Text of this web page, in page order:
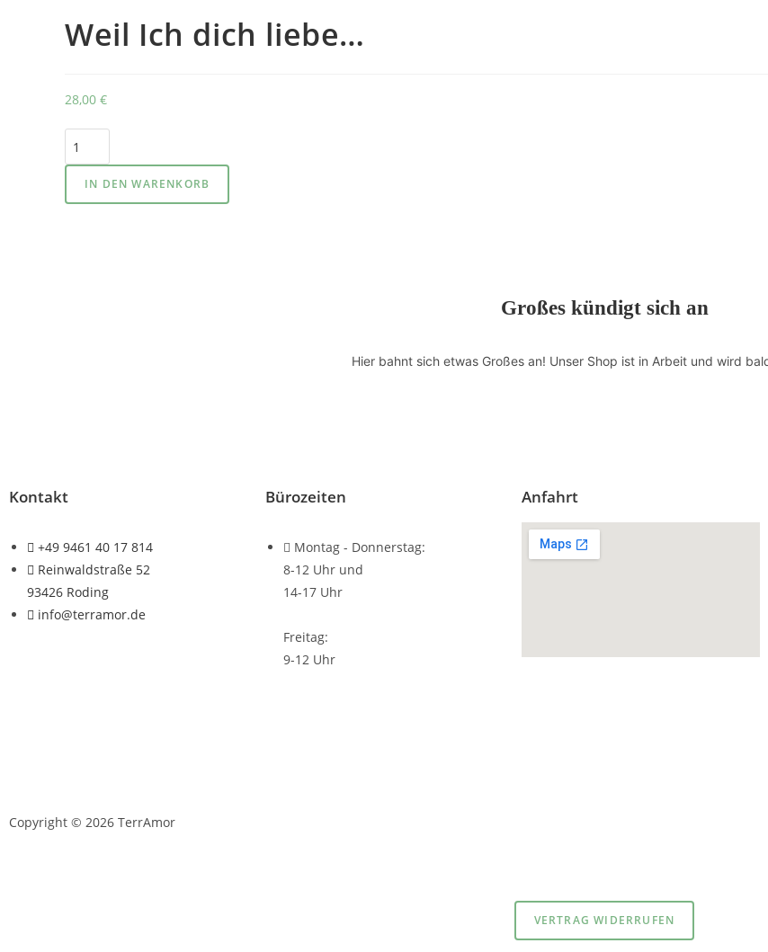
Weil Ich dich liebe…
28,00 €
IN DEN WARENKORB
Großes kündigt sich an
Hier bahnt sich etwas Großes an! Unser Shop ist in Arbeit und wird
Kontakt
+49 9461 40 17 814
Reinwaldstraße 52
93426 Roding
info@terramor.de
Bürozeiten
Montag - Donnerstag:
8-12 Uhr und
14-17 Uhr
Freitag:
9-12 Uhr
Anfahrt
Copyright © 2026 TerrAmor
VERTRAG WIDERRUFEN